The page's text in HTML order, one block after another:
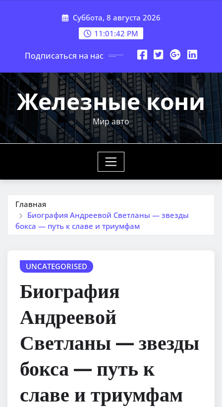
Суббота, 8 августа 2026
11:01:43 PM
Подписаться на нас
Железные кони
Мир авто
Главная
Биография Андреевой Светланы — звезды
бокса — путь к славе и триумфам
UNCATEGORISED
Биография
Андреевой
Светланы — звезды
бокса — путь к
славе и триумфам